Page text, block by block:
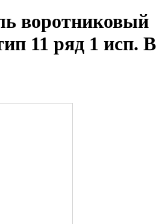
воротниковый
11 ряд 1 исп. B